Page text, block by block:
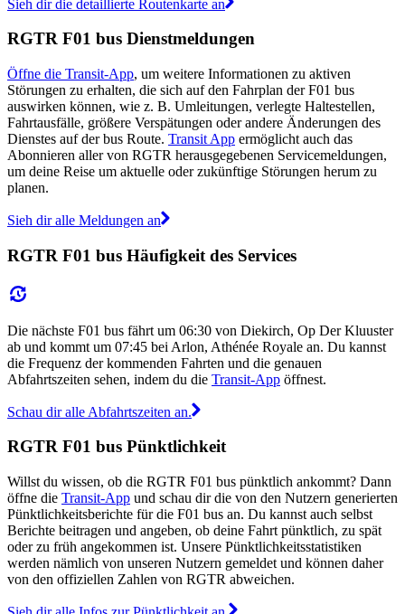
Sieh dir die detaillierte Routenkarte an
RGTR F01 bus Dienstmeldungen
Öffne die Transit-App, um weitere Informationen zu aktiven
Störungen zu erhalten, die sich auf den Fahrplan der F01 bus
auswirken können, wie z. B. Umleitungen, verlegte Haltestellen,
Fahrtausfälle, größere Verspätungen oder andere Änderungen des
Dienstes auf der bus Route. Transit App ermöglicht auch das
Abonnieren aller von RGTR herausgegebenen Servicemeldungen,
um deine Reise um aktuelle oder zukünftige Störungen herum zu
planen.
Sieh dir alle Meldungen an
RGTR F01 bus Häufigkeit des Services
Die nächste F01 bus fährt um 06:30 von Diekirch, Op Der Kluuster
ab und kommt um 07:45 bei Arlon, Athénée Royale an. Du kannst
die Frequenz der kommenden Fahrten und die genauen
Abfahrtszeiten sehen, indem du die Transit-App öffnest.
Schau dir alle Abfahrtszeiten an.
RGTR F01 bus Pünktlichkeit
Willst du wissen, ob die RGTR F01 bus pünktlich ankommt? Dann
öffne die Transit-App und schau dir die von den Nutzern generierten
Pünktlichkeitsberichte für die F01 bus an. Du kannst auch selbst
Berichte beitragen und angeben, ob deine Fahrt pünktlich, zu spät
oder zu früh angekommen ist. Unsere Pünktlichkeitsstatistiken
werden nämlich von unseren Nutzern gemeldet und können daher
von den offiziellen Zahlen von RGTR abweichen.